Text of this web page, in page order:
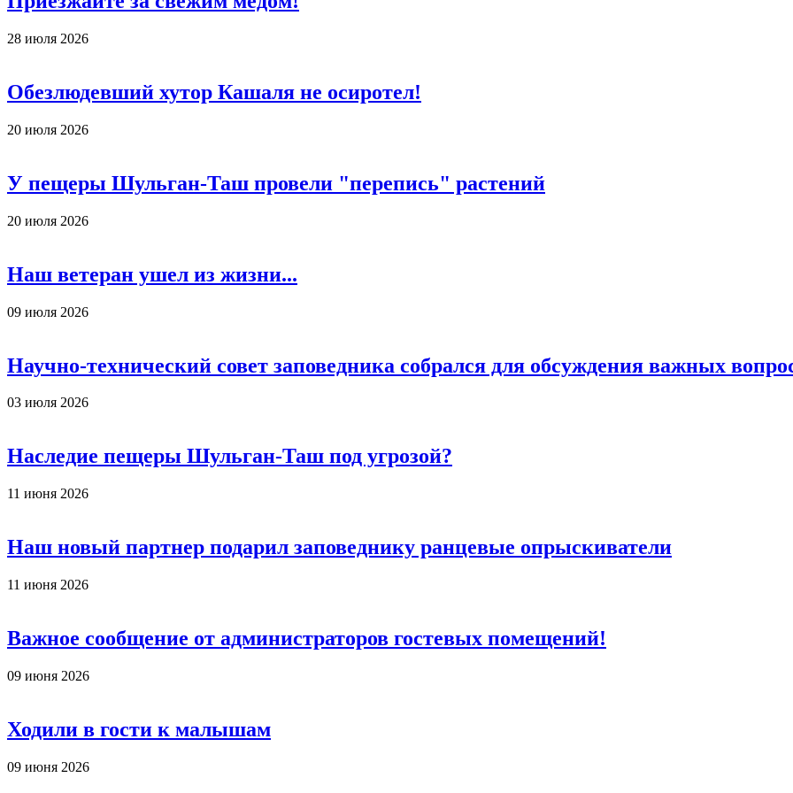
28 июля 2026
Обезлюдевший хутор Кашаля не осиротел!
20 июля 2026
У пещеры Шульган-Таш провели "перепись" растений
20 июля 2026
Наш ветеран ушел из жизни...
09 июля 2026
Научно-технический совет заповедника собрался для обсуждения важных
03 июля 2026
Наследие пещеры Шульган-Таш под угрозой?
11 июня 2026
Наш новый партнер подарил заповеднику ранцевые опрыскиватели
11 июня 2026
Важное сообщение от администраторов гостевых помещений!
09 июня 2026
Ходили в гости к малышам
09 июня 2026